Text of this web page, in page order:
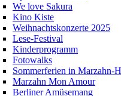
We love Sakura
Kino Kiste
Weihnachtskonzerte 2025
Lese-Festival
Kinderprogramm
Fotowalks
Sommerferien in Marzahn-
Marzahn Mon Amour
Berliner Amüsemang